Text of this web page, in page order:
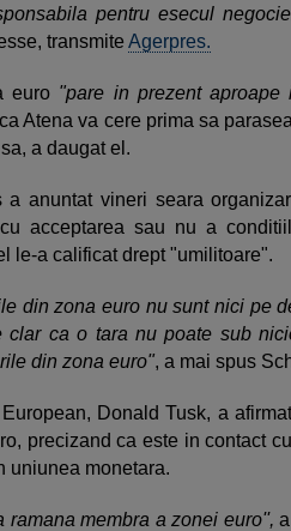
pentru esecul
transmite Agerpres.
euro "pare in prezent aproape
Atena va cere prima sa
a daugat el.
a anuntat vineri seara
acceptarea sau nu a
le-a calificat drept "umilitoare".
din zona euro nu sunt nici pe
clar ca o tara nu poate sub
din zona euro", a mai spus
Donald Tusk, a
precizand ca este in contact
uniunea monetara.
ramana membra a zonei euro'',